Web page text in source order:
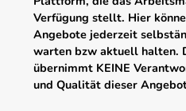
Verfügung stellt. Hier
Angebote jederzeit
warten bzw aktuell halten.
übernimmt KEINE
und Qualität dieser